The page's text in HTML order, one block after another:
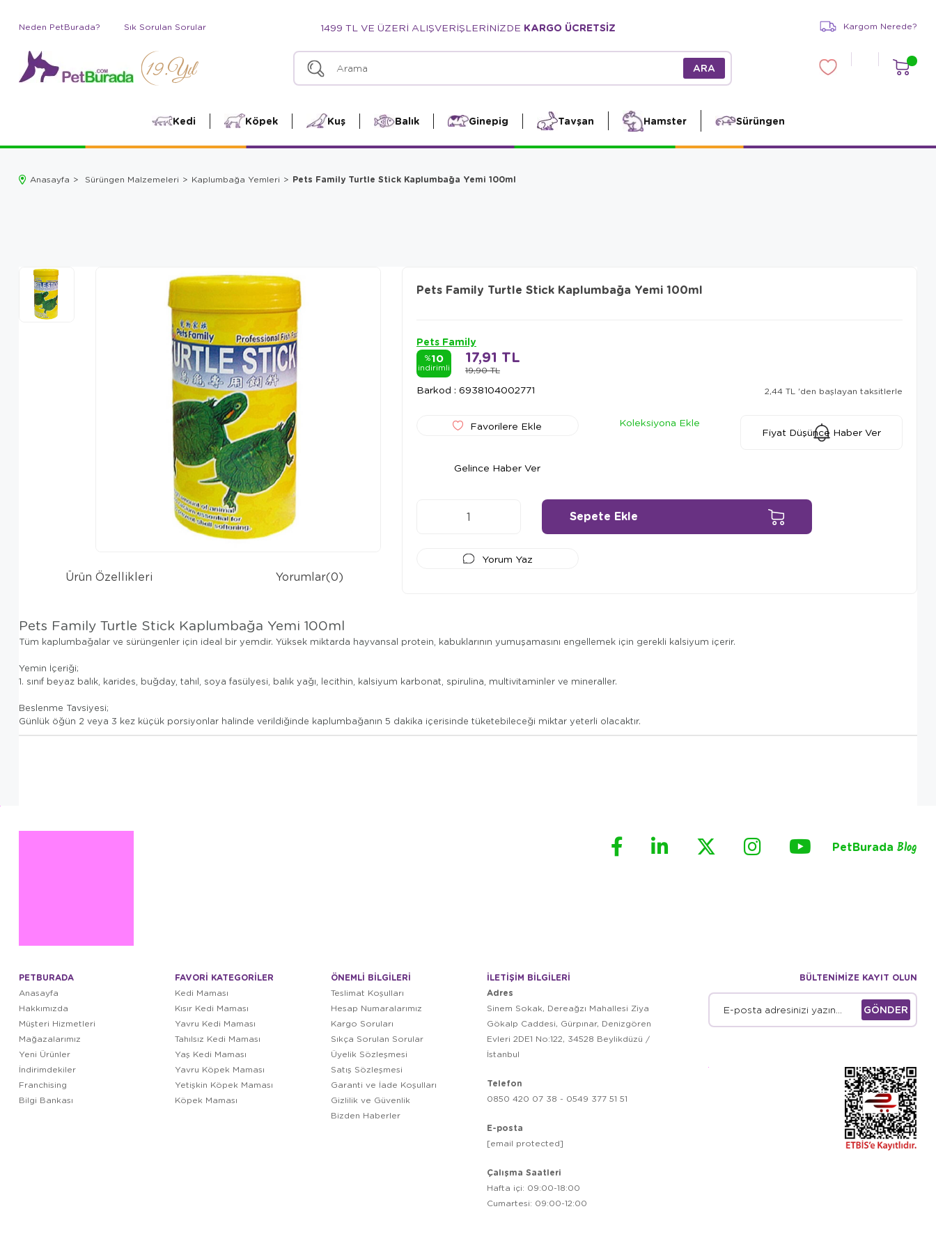
Neden PetBurada? Sık Sorulan Sorular 1499 TL VE ÜZERİ ALIŞVERİŞLERİNİZDE KARGO ÜCRETSİZ Kargom Nerede?
Kedi Köpek Kuş Balık Ginepig Tavşan Hamster Sürüngen
Anasayfa Sürüngen Malzemeleri Kaplumbağa Yemleri Pets Family Turtle Stick Kaplumbağa Yemi 100ml
Pets Family Turtle Stick Kaplumbağa Yemi 100ml
Pets Family
%10
indirimli 19,90 TL
17,91 TL
Barkod : 6938104002771 2,44 TL 'den başlayan taksitlerle
Favorilere Ekle
Koleksiyona Ekle
Fiyat Düşünce Haber Ver
Gelince Haber Ver
Yorum Yaz
Ürün Özellikleri Yorumlar(0)
Pets Family Turtle Stick Kaplumbağa Yemi 100ml
Tüm kaplumbağalar ve sürüngenler için ideal bir yemdir. Yüksek miktarda hayvansal protein, kabuklarının yumuşamasını engellemek için gerekli kalsiyum içerir.
Yemin İçeriği;
1. sınıf beyaz balık, karides, buğday, tahıl, soya fasülyesi, balık yağı, lecithin, kalsiyum karbonat, spirulina, multivitaminler ve mineraller.
Beslenme Tavsiyesi;
Günlük öğün 2 veya 3 kez küçük porsiyonlar halinde verildiğinde kaplumbağanın 5 dakika içerisinde tüketebileceği miktar yeterli olacaktır.
PetBurada Blog
PETBURADA
Anasayfa
Hakkımızda
Müşteri Hizmetleri
Mağazalarımız
Yeni Ürünler
İndirimdekiler
Franchising
Bilgi Bankası
FAVORİ KATEGORİLER
Kedi Maması
Kısır Kedi Maması
Yavru Kedi Maması
Tahılsız Kedi Maması
Yaş Kedi Maması
Yavru Köpek Maması
Yetişkin Köpek Maması
Köpek Maması
ÖNEMLİ BİLGİLERİ
Teslimat Koşulları
Hesap Numaralarımız
Kargo Soruları
Sıkça Sorulan Sorular
Üyelik Sözleşmesi
Satış Sözleşmesi
Garanti ve İade Koşulları
Gizlilik ve Güvenlik
Bizden Haberler
İLETİŞİM BİLGİLERİ
Adres
Sinem Sokak, Dereağzı Mahallesi Ziya
Gökalp Caddesi, Gürpınar, Denizgören
Evleri 2DE1 No:122, 34528 Beylikdüzü /
İstanbul
Telefon
0850 420 07 38 - 0549 377 51 51
E-posta
[email protected]
Çalışma Saatleri
Hafta içi: 09:00-18:00
Cumartesi: 09:00-12:00
BÜLTENİMİZE KAYIT OLUN
GÖNDER